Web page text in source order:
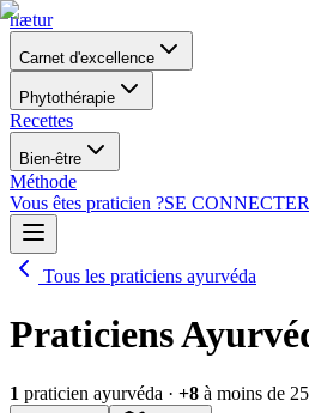
nætur
Carnet d'excellence
Phytothérapie
Recettes
Bien-être
Méthode
Vous êtes praticien ?SE CONNECTER
Tous les praticiens ayurvéda
Praticiens
1 praticien ayurvéda · +8 à moins de